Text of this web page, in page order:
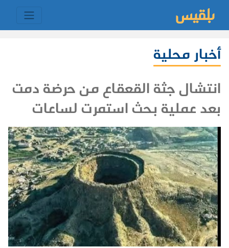
أخبار محلية
انتشال جثة القعقاع من حرضة دمت
بعد عملية بحث استمرت لساعات